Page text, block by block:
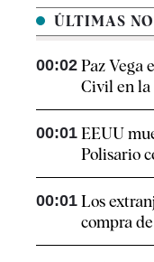
ÚLTIMAS
00:02 Paz Vega
Civil en la
00:01 EEUU
Polisario
00:01 Los
compra